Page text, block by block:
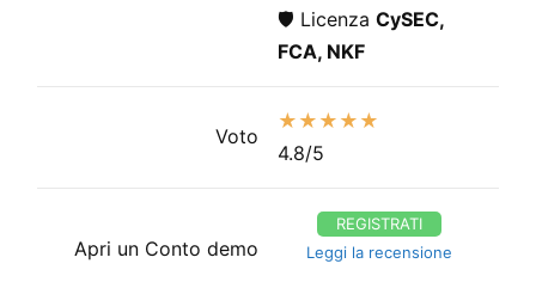
🛡️ Licenza CySEC,
FCA, NKF
Voto
★★★★★
4.8/5
Apri un Conto demo
REGISTRATI
Leggi la recensione